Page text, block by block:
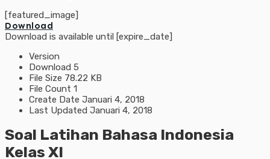
[featured_image]
Download
Download is available until [expire_date]
Version
Download 5
File Size 78.22 KB
File Count 1
Create Date Januari 4, 2018
Last Updated Januari 4, 2018
Soal Latihan Bahasa Indonesia
Kelas XI